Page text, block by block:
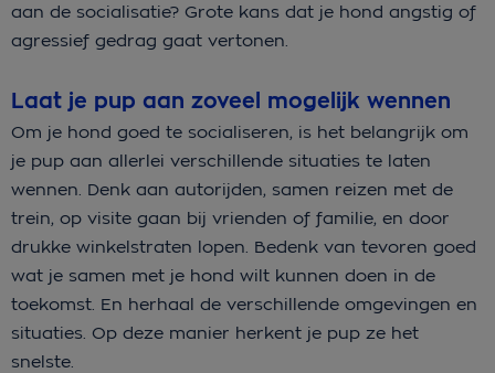
aan de socialisatie? Grote kans dat je hond angstig of
agressief gedrag gaat vertonen.
Laat je pup aan zoveel mogelijk wennen
Om je hond goed te socialiseren, is het belangrijk om
je pup aan allerlei verschillende situaties te laten
wennen. Denk aan autorijden, samen reizen met de
trein, op visite gaan bij vrienden of familie, en door
drukke winkelstraten lopen. Bedenk van tevoren goed
wat je samen met je hond wilt kunnen doen in de
toekomst. En herhaal de verschillende omgevingen en
situaties. Op deze manier herkent je pup ze het
snelste.